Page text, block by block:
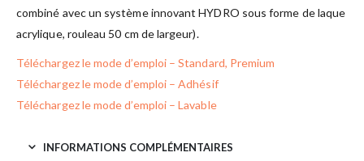
combiné avec un système innovant HYDRO sous forme de laque
acrylique, rouleau 50 cm de largeur).
Téléchargez le mode d’emploi – Standard, Premium
Téléchargez le mode d’emploi – Adhésif
Téléchargez le mode d’emploi – Lavable
INFORMATIONS COMPLÉMENTAIRES